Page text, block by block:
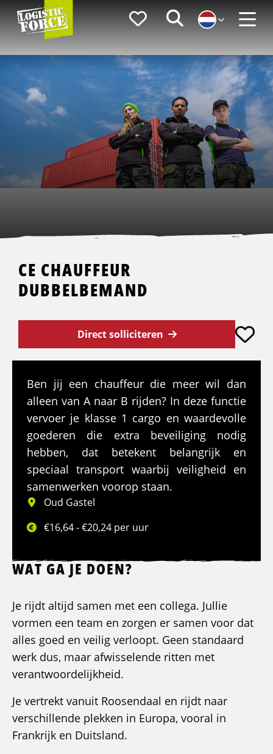
Logistic
Force
FavorietenZoeken
CE CHAUFFEUR
DUBBELBEMAND
Direct solliciteren
Ben jij een chauffeur die meer wil dan
alleen van A naar B rijden? In deze functie
vervoer je klasse 1 cargo en waardevolle
goederen die extra beveiliging nodig
hebben, dat betekent belangrijk en
speciaal transport waarbij veiligheid en
samenwerken voorop staan.
Oud Gastel
€16,64 - €20,24 per uur
WAT GA JE DOEN?
Je rijdt altijd samen met een collega. Jullie
vormen een team en zorgen er samen voor dat
alles goed en veilig verloopt. Geen standaard
werk dus, maar afwisselende ritten met
verantwoordelijkheid.
Je vertrekt vanuit Roosendaal en rijdt naar
verschillende plekken in Europa, vooral in
Frankrijk en Duitsland.